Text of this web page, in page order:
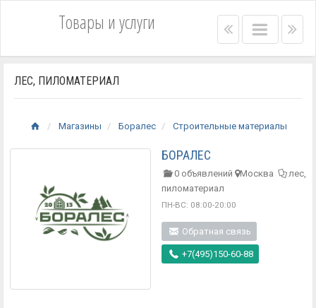
Товары и услуги Left
bar
Main
menu
Right
menu
bar
ЛЕС, ПИЛОМАТЕРИАЛ
Магазины Боралес Строительные материалы
БОРАЛЕС
0 объявлений Москва
лес,
пиломатериал
ПН-ВС: 08:00-20:00
Обратная связь
+7(495)150-60-88